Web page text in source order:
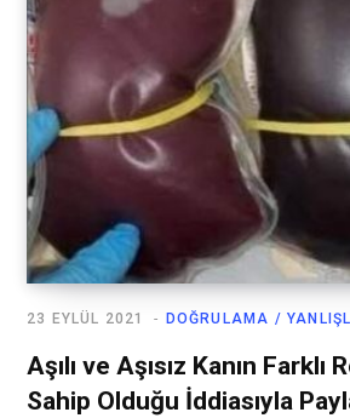
DOĞRULAMA /
23 EYLÜL 2021
Aşılı ve Aşısız Kanın Farklı
Sahip Olduğu İddiasıyla